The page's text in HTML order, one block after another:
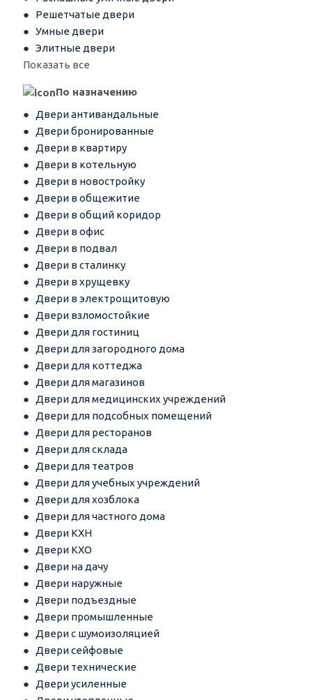
Решетчатые двери
Умные двери
Элитные двери
Показать все
По назначению
Двери антивандальные
Двери бронированные
Двери в квартиру
Двери в котельную
Двери в новостройку
Двери в общежитие
Двери в общий коридор
Двери в офис
Двери в подвал
Двери в сталинку
Двери в хрущевку
Двери в электрощитовую
Двери взломостойкие
Двери для гостиниц
Двери для загородного дома
Двери для коттеджа
Двери для магазинов
Двери для медицинских учреждений
Двери для подсобных помещений
Двери для ресторанов
Двери для склада
Двери для театров
Двери для учебных учреждений
Двери для хозблока
Двери для частного дома
Двери КХН
Двери КХО
Двери на дачу
Двери наружные
Двери подъездные
Двери промышленные
Двери с шумоизоляцией
Двери сейфовые
Двери технические
Двери усиленные